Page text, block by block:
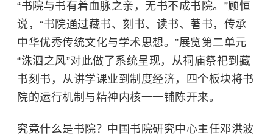
“书院与书有着血脉之亲，无书不成书院。”顾恒
说，“书院通过藏书、刻书、读书、著书，传承
中华优秀传统文化与学术思想。”展览第二单元
“洙泗之风”对此做了系统呈现，从祠庙祭祀到藏
书刻书，从讲学课业到制度经济，四个板块将书
院的运行机制与精神内核一一铺陈开来。
究竟什么是书院？中国书院研究中心主任邓洪波